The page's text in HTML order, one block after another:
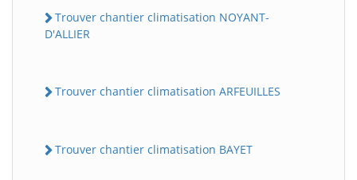
Trouver chantier climatisation NOYANT-
D'ALLIER
Trouver chantier climatisation ARFEUILLES
Trouver chantier climatisation BAYET